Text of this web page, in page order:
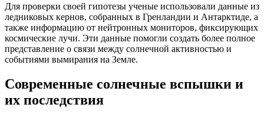
Для проверки своей гипотезы ученые использовали данные из
ледниковых кернов, собранных в Гренландии и Антарктиде, а
также информацию от нейтронных мониторов, фиксирующих
космические лучи. Эти данные помогли создать более полное
представление о связи между солнечной активностью и
событиями вымирания на Земле.
Современные солнечные вспышки и
их последствия